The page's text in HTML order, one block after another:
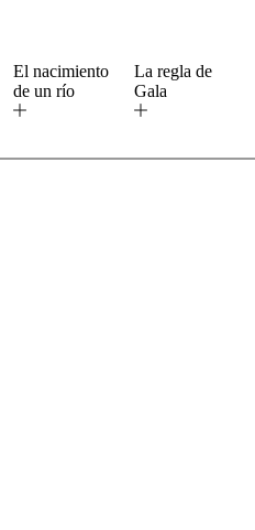
El nacimiento
de un río
La regla de
Gala